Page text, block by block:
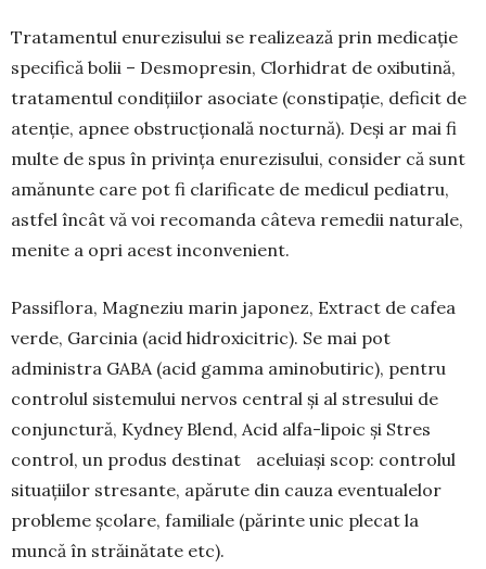
Tratamentul enurezisului se realizează prin me­dicație
specifică bolii – Desmopresin, Clor­hidrat de oxibutină,
tratamentul condițiilor asocia­te (con­stipație, deficit de
atenție, apnee obstruc­țio­nală nocturnă). Deși ar mai fi
multe de spus în privința enurezisului, consider că sunt
amănunte care pot fi clarificate de medicul pediatru,
astfel încât vă voi recomanda câteva remedii naturale,
menite a opri acest inconvenient.
Passiflora, Magneziu marin japonez, Extract de cafea
verde, Garcinia (acid hidroxicitric). Se mai pot
administra GABA (acid gamma aminobutiric), pentru
controlul sistemului nervos central și al stresului de
conjunctură, Kydney Blend, Acid alfa-lipoic și Stres
control, un produs destinat aceluiași scop: controlul
situațiilor stresante, apărute din cauza eventualelor
probleme școlare, familiale (părinte unic plecat la
muncă în străinătate etc).